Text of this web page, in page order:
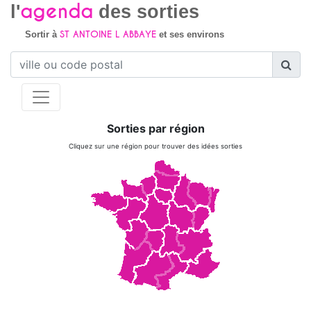
l'agenda des sorties
Sortir à ST ANTOINE L ABBAYEet ses environs
Sorties par région
Cliquez sur une région pour trouver des idées sorties